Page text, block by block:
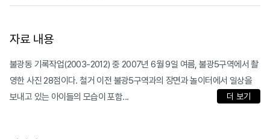
자료 내용
불광동 기록작업(2003-2012) 중 2007년 6월 9일 여름, 불광5구역에서 촬
영한 사진 28점이다. 철거 이전 불광5구역과의 장면과 놀이터에서 일상을
보내고 있는 아이들의 모습이 포함...
더 보기